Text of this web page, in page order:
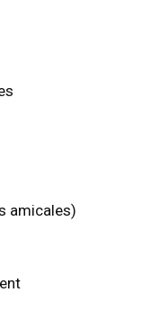
amicales)